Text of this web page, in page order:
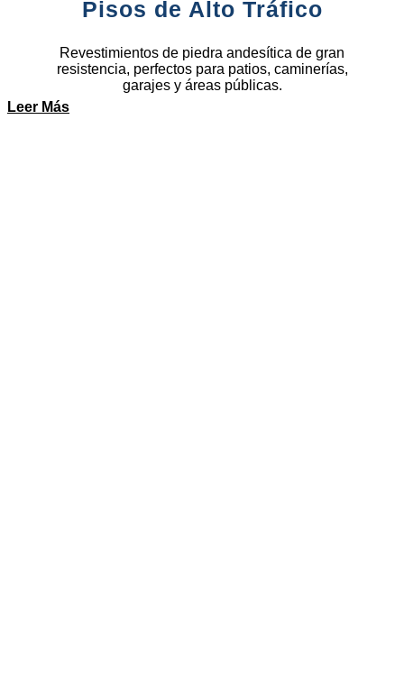
Pisos de Alto Tráfico
Revestimientos de piedra andesítica de gran
resistencia, perfectos para patios, caminerías,
garajes y áreas públicas.
Leer Más